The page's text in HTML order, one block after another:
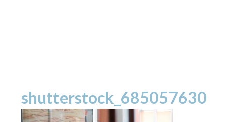
shutterstock_685057630